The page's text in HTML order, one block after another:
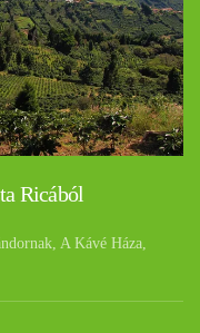
Ricából
A Kávé Háza,